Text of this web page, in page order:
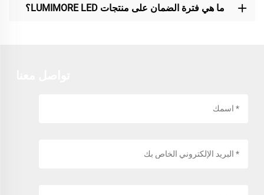
ما هي فترة الضمان على منتجات LUMIMORE LED؟